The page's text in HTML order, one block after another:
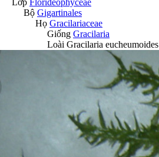
Bộ Gigartinales
Họ Gracilariaceae
Giống Gracilaria
Loài Gracilaria eucheumoides